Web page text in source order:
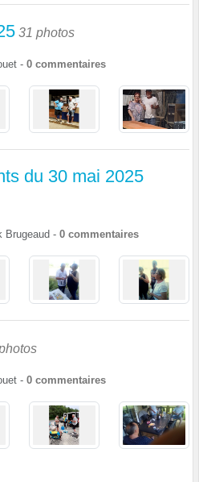
31 photos
- 0 commentaires
du 30 mai 2025
Brugeaud - 0 commentaires
- 0 commentaires